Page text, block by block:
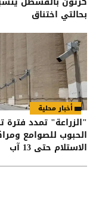
بحالتي اختناق
أخبار محلية
"الزراعة" تمدد فترة
الحبوب للصوامع
الاستلام حتى 13 آب